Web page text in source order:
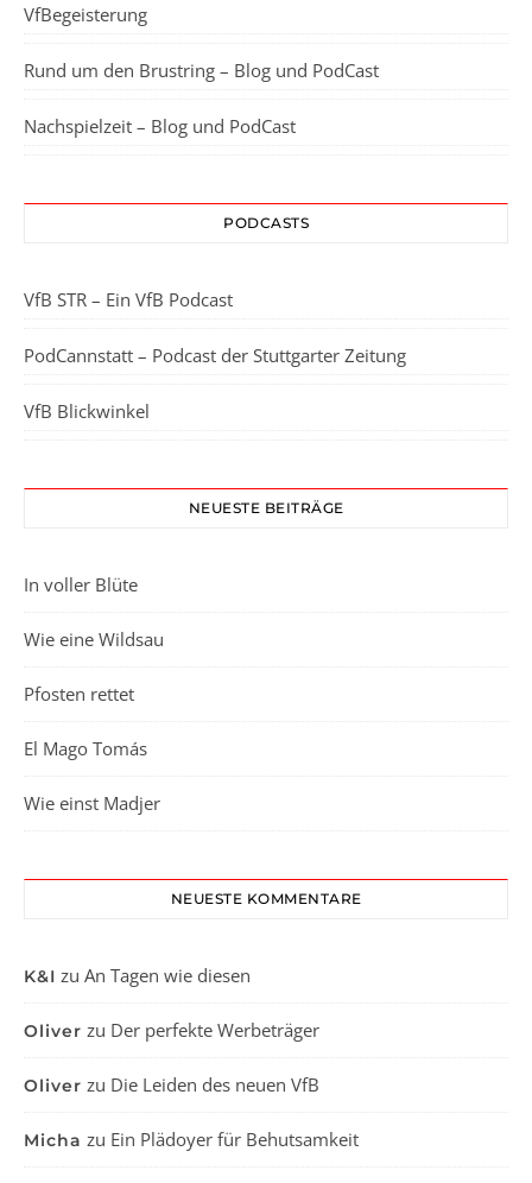
VfBegeisterung
Rund um den Brustring – Blog und PodCast
Nachspielzeit – Blog und PodCast
PODCASTS
VfB STR – Ein VfB Podcast
PodCannstatt – Podcast der Stuttgarter Zeitung
VfB Blickwinkel
NEUESTE BEITRÄGE
In voller Blüte
Wie eine Wildsau
Pfosten rettet
El Mago Tomás
Wie einst Madjer
NEUESTE KOMMENTARE
K&I zu An Tagen wie diesen
Oliver zu Der perfekte Werbeträger
Oliver zu Die Leiden des neuen VfB
Micha zu Ein Plädoyer für Behutsamkeit